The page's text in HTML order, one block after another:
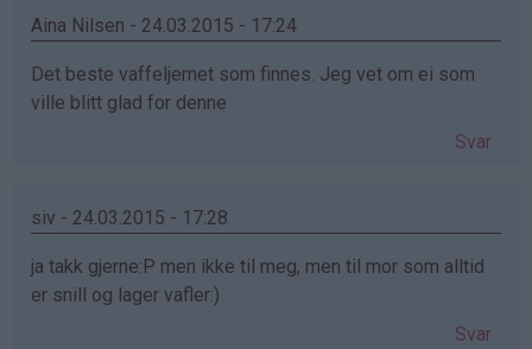
Aina Nilsen - 24.03.2015 - 17:24
Det beste vaffeljernet som finnes. Jeg vet om ei som
ville blitt glad for denne
Svar
siv - 24.03.2015 - 17:28
ja takk gjerne:P men ikke til meg, men til mor som alltid
er snill og lager vafler:)
Svar